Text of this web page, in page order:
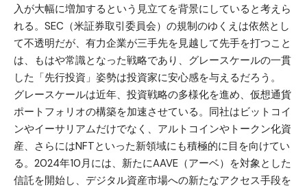
入が大幅に増加するという見立てを背景にしていると考えら
れる。SEC（米証券取引委員会）の規制のゆくえは依然とし
て不透明だが、有力企業が三手先を見越して先手を打つこと
は、もはや常識となった戦略であり、グレースケールの一貫
した「先行投資」姿勢は投資家に安心感を与えるだろう。
グレースケールは近年、投資戦略の多様化を進め、仮想通貨
ポートフォリオの構築を加速させている。同社はビットコイ
ンやイーサリアムだけでなく、アルトコインやトークン化資
産、さらにはNFTといった新領域にも積極的に目を向けてい
る。2024年10月には、新たにAAVE（アーベ）を対象とした
信託を開始し、デジタル資産市場への新たなアクセス手段を